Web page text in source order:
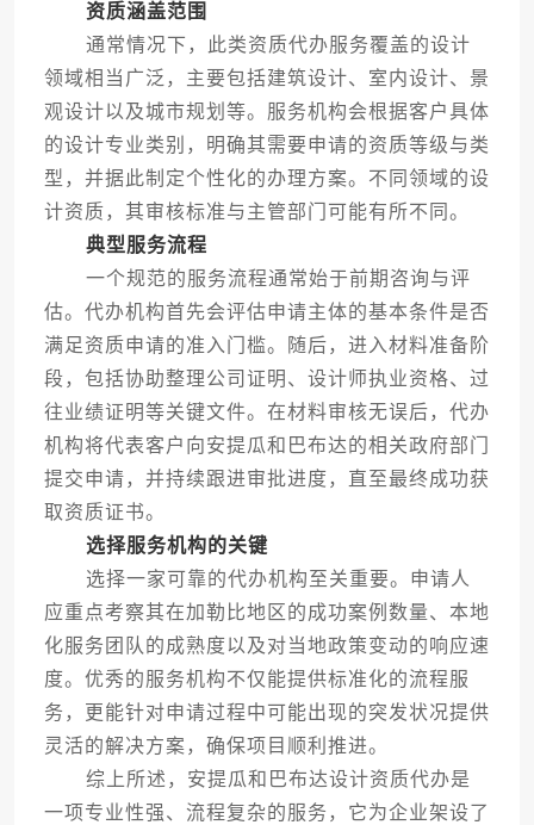
资质涵盖范围
通常情况下，此类资质代办服务覆盖的设计
领域相当广泛，主要包括建筑设计、室内设计、景
观设计以及城市规划等。服务机构会根据客户具体
的设计专业类别，明确其需要申请的资质等级与类
型，并据此制定个性化的办理方案。不同领域的设
计资质，其审核标准与主管部门可能有所不同。
典型服务流程
一个规范的服务流程通常始于前期咨询与评
估。代办机构首先会评估申请主体的基本条件是否
满足资质申请的准入门槛。随后，进入材料准备阶
段，包括协助整理公司证明、设计师执业资格、过
往业绩证明等关键文件。在材料审核无误后，代办
机构将代表客户向安提瓜和巴布达的相关政府部门
提交申请，并持续跟进审批进度，直至最终成功获
取资质证书。
选择服务机构的关键
选择一家可靠的代办机构至关重要。申请人
应重点考察其在加勒比地区的成功案例数量、本地
化服务团队的成熟度以及对当地政策变动的响应速
度。优秀的服务机构不仅能提供标准化的流程服
务，更能针对申请过程中可能出现的突发状况提供
灵活的解决方案，确保项目顺利推进。
综上所述，安提瓜和巴布达设计资质代办是
一项专业性强、流程复杂的服务，它为企业架设了